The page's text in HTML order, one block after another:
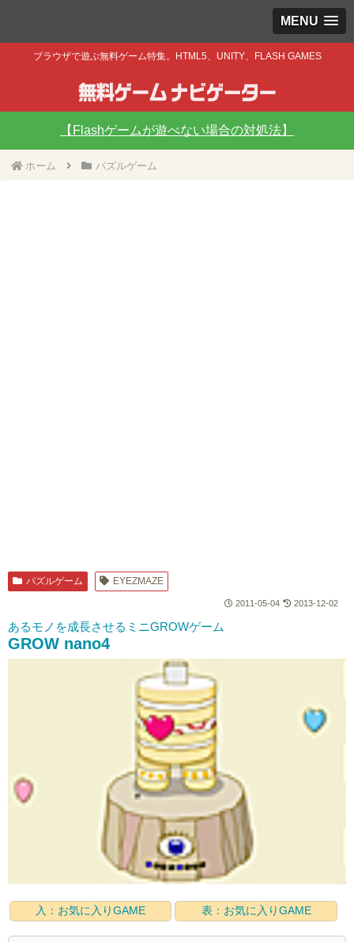
MENU
ブラウザで遊ぶ無料ゲーム特集。HTML5、UNITY、FLASH GAMES
【Flashゲームが遊べない場合の対処法】
ホーム パズルゲーム
パズルゲーム EYEZMAZE
2011-05-04 2013-12-02
あるモノを成長させるミニGROWゲーム
GROW nano4
入：お気に入りGAME 表：お気に入りGAME